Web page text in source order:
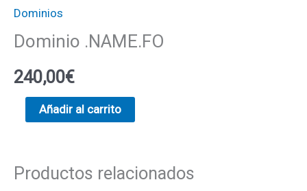
Dominios
Dominio .NAME.FO
240,00€
.NAME.FO
Añadir al carrito
Productos relacionados